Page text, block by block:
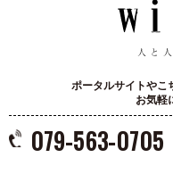
ポータルサイトやこ
お気軽
079-563-0705